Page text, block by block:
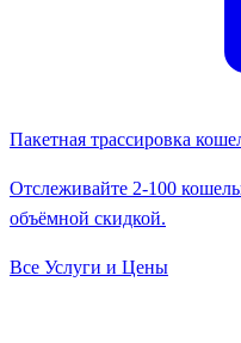
Пакетная трассировка
Отслеживайте 2-100
объёмной скидкой.
Все Услуги и Цены